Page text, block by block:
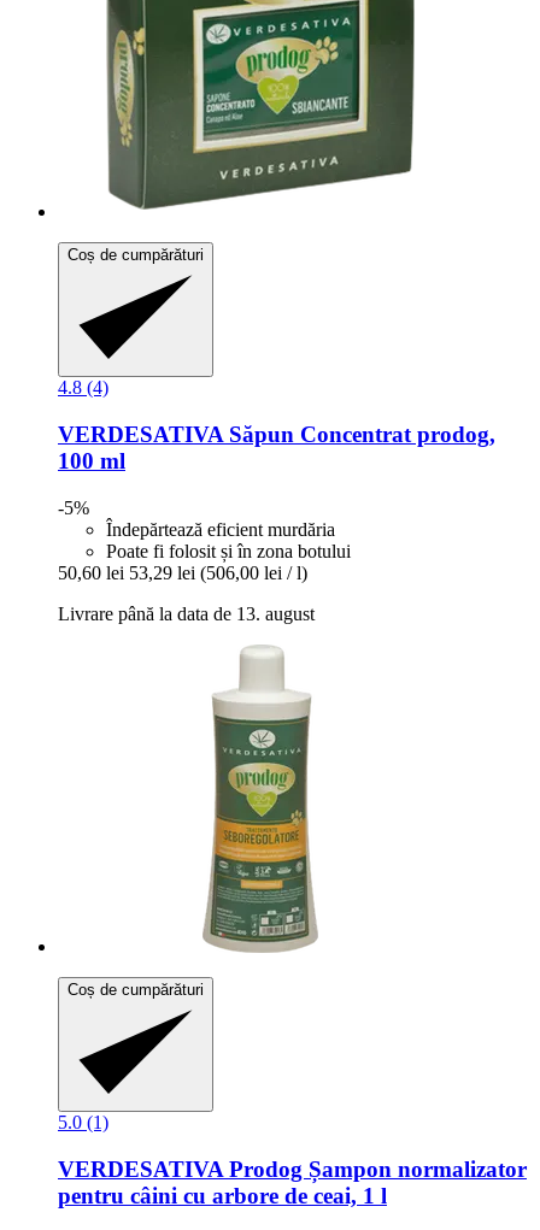
Coș de cumpărături
4.8 (4)
VERDESATIVA Săpun Concentrat prodog,
100 ml
-5%
Îndepărtează eficient murdăria
Poate fi folosit și în zona botului
50,60 lei 53,29 lei (506,00 lei / l)
Livrare până la data de 13. august
Coș de cumpărături
5.0 (1)
VERDESATIVA Prodog Șampon normalizator
pentru câini cu arbore de ceai, 1 l